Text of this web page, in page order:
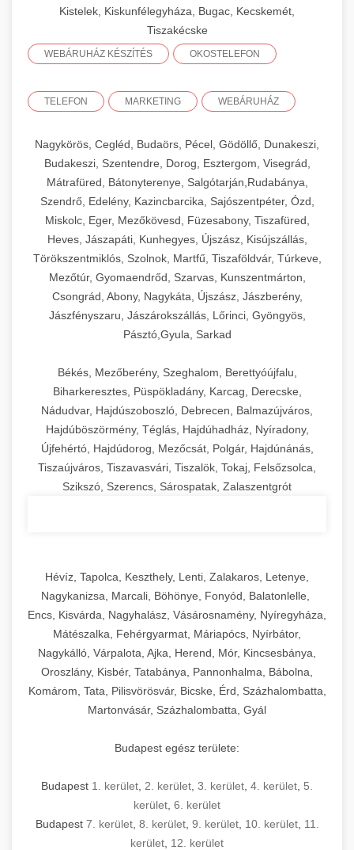
Kistelek, Kiskunfélegyháza, Bugac, Kecskemét,
Tiszakécske
WEBÁRUHÁZ KÉSZÍTÉS OKOSTELEFON
TELEFON MARKETING WEBÁRUHÁZ
Nagykörös, Cegléd, Budaörs, Pécel, Gödöllő, Dunakeszi,
Budakeszi, Szentendre, Dorog, Esztergom, Visegrád,
Mátrafüred, Bátonyterenye, Salgótarján,Rudabánya,
Szendrő, Edelény, Kazincbarcika, Sajószentpéter, Ózd,
Miskolc, Eger, Mezőkövesd, Füzesabony, Tiszafüred,
Heves, Jászapáti, Kunhegyes, Újszász, Kisújszállás,
Törökszentmiklós, Szolnok, Martfű, Tiszaföldvár, Túrkeve,
Mezőtúr, Gyomaendrőd, Szarvas, Kunszentmárton,
Csongrád, Abony, Nagykáta, Újszász, Jászberény,
Jászfényszaru, Jászárokszállás, Lőrinci, Gyöngyös,
Pásztó,Gyula, Sarkad
Békés, Mezőberény, Szeghalom, Berettyóújfalu,
Biharkeresztes, Püspökladány, Karcag, Derecske,
Nádudvar, Hajdúszoboszló, Debrecen, Balmazújváros,
Hajdúböszörmény, Téglás, Hajdúhadház, Nyíradony,
Újfehértó, Hajdúdorog, Mezőcsát, Polgár, Hajdúnánás,
Tiszaújváros, Tiszavasvári, Tiszalök, Tokaj, Felsőzsolca,
Szikszó, Szerencs, Sárospatak, Zalaszentgrót
Hévíz, Tapolca, Keszthely, Lenti, Zalakaros, Letenye,
Nagykanizsa, Marcali, Böhönye, Fonyód, Balatonlelle,
Encs, Kisvárda, Nagyhalász, Vásárosnamény, Nyíregyháza,
Mátészalka, Fehérgyarmat, Máriapócs, Nyírbátor,
Nagykálló, Várpalota, Ajka, Herend, Mór, Kincsesbánya,
Oroszlány, Kisbér, Tatabánya, Pannonhalma, Bábolna,
Komárom, Tata, Pilisvörösvár, Bicske, Érd, Százhalombatta,
Martonvásár, Százhalombatta, Gyál
Budapest egész területe:
Budapest 1. kerület 2. kerület 3. kerület 4. kerület 5.
kerület 6. kerület
Budapest 7. kerület, 8. kerület, 9. kerület, 10. kerület, 11.
kerület 12. kerület